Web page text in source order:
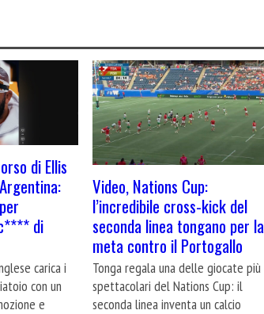
di Ellis
di
carica i
con un
e
Video, Nations Cup:
l’incredibile cross-kick del
seconda linea tongano per la
meta contro il Portogallo
Tonga regala una delle giocate più
spettacolari del Nations Cup: il
seconda linea inventa un calcio